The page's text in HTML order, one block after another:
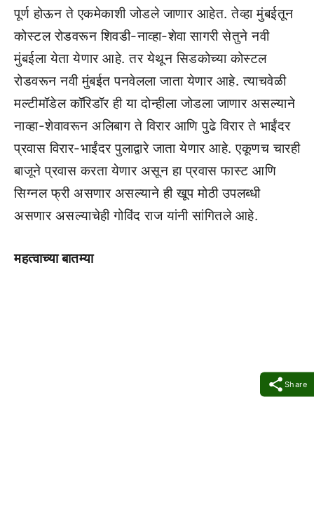
Share
पूर्ण होऊन ते एकमेकाशी जोडले जाणार आहेत. तेव्हा मुंबईतून
कोस्टल रोडवरून शिवडी-नाव्हा-शेवा सागरी सेतुने नवी
मुंबईला येता येणार आहे. तर येथून सिडकोच्या कोस्टल
रोडवरून नवी मुंबईत पनवेलला जाता येणार आहे. त्याचवेळी
मल्टीमॉडेल कॉरिडॉर ही या दोन्हीला जोडला जाणार असल्याने
नाव्हा-शेवावरून अलिबाग ते विरार आणि पुढे विरार ते भाईंदर
प्रवास विरार-भाईंदर पुलाद्वारे जाता येणार आहे. एकूणच चारही
बाजूने प्रवास करता येणार असून हा प्रवास फास्ट आणि
सिग्नल फ्री असणार असल्याने ही खूप मोठी उपलब्धी
असणार असल्याचेही गोविंद राज यांनी सांगितले आहे.
महत्वाच्या बातम्या